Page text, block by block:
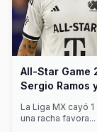
All-Star Game
Sergio Ramos
La Liga MX cayó
una racha favora...